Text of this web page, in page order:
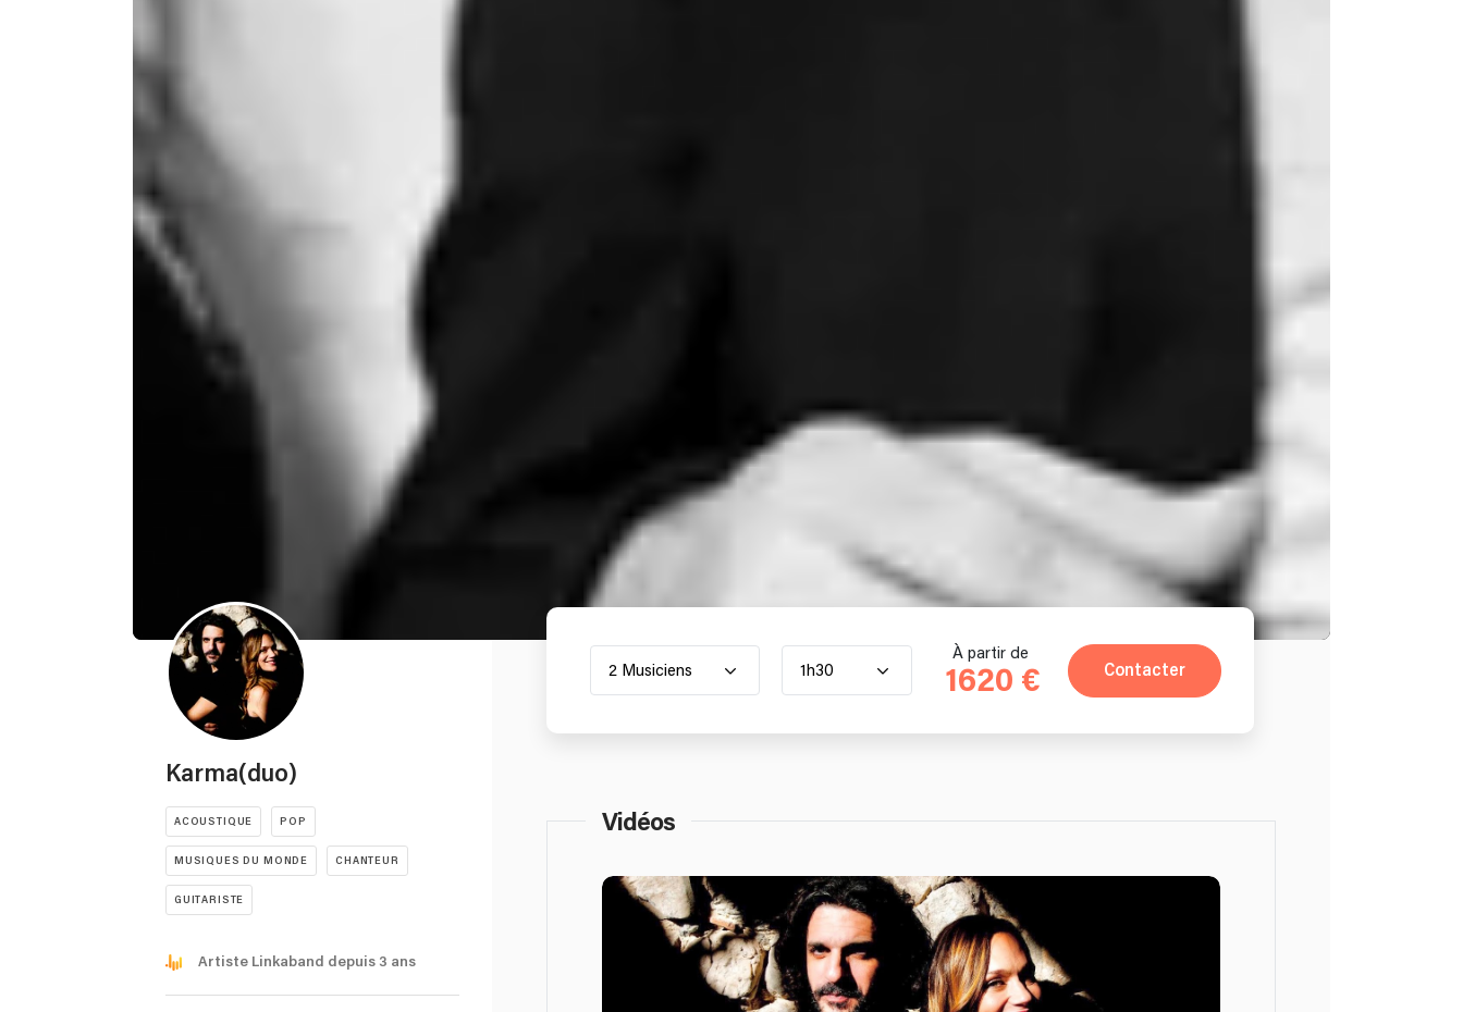
Karma(duo)
ACOUSTIQUE POP
MUSIQUES DU MONDE CHANTEUR
GUITARISTE
Artiste Linkaband depuis 3 ans
2 Musiciens 1h30
À partir de
1620 € Contacter
Vidéos